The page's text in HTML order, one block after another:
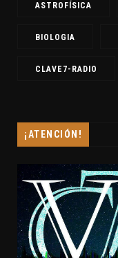
ASTROFÍSICA
BIOLOGIA
CLAVE7-RADIO
¡ATENCIÓN!